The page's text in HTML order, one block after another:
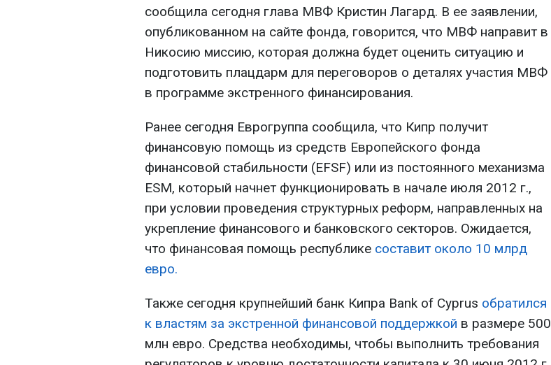
сообщила сегодня глава МВФ Кристин Лагард. В ее заявлении,
опубликованном на сайте фонда, говорится, что МВФ направит в
Никосию миссию, которая должна будет оценить ситуацию и
подготовить плацдарм для переговоров о деталях участия МВФ
в программе экстренного финансирования.
Ранее сегодня Еврогруппа сообщила, что Кипр получит
финансовую помощь из средств Европейского фонда
финансовой стабильности (EFSF) или из постоянного механизма
ESM, который начнет функционировать в начале июля 2012 г.,
при условии проведения структурных реформ, направленных на
укрепление финансового и банковского секторов. Ожидается,
что финансовая помощь республике составит около 10 млрд
евро.
Также сегодня крупнейший банк Кипра Bank of Cyprus обратился
к властям за экстренной финансовой поддержкой в размере 500
млн евро. Средства необходимы, чтобы выполнить требования